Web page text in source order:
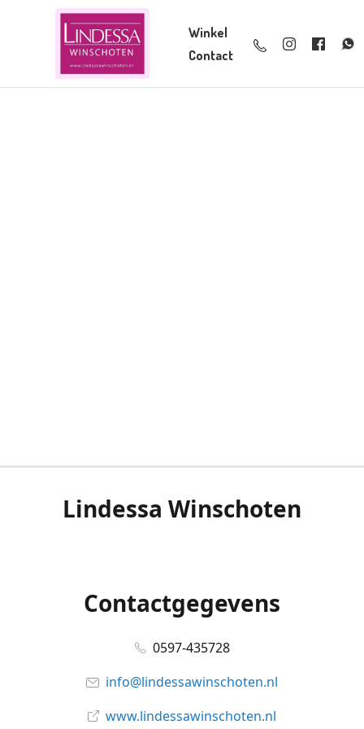
Winkel
Contact
Lindessa Winschoten
Contactgegevens
0597-435728
info@lindessawinschoten.nl
www.lindessawinschoten.nl